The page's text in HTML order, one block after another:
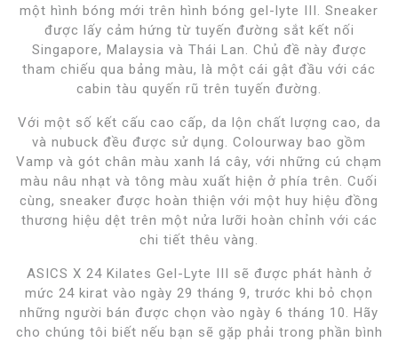
một hình bóng mới trên hình bóng gel-lyte III. Sneaker
được lấy cảm hứng từ tuyến đường sắt kết nối
Singapore, Malaysia và Thái Lan. Chủ đề này được
tham chiếu qua bảng màu, là một cái gật đầu với các
cabin tàu quyến rũ trên tuyến đường.
Với một số kết cấu cao cấp, da lộn chất lượng cao, da
và nubuck đều được sử dụng. Colourway bao gồm
Vamp và gót chân màu xanh lá cây, với những cú chạm
màu nâu nhạt và tông màu xuất hiện ở phía trên. Cuối
cùng, sneaker được hoàn thiện với một huy hiệu đồng
thương hiệu dệt trên một nửa lưỡi hoàn chỉnh với các
chi tiết thêu vàng.
ASICS X 24 Kilates Gel-Lyte III sẽ được phát hành ở
mức 24 kirat vào ngày 29 tháng 9, trước khi bỏ chọn
những người bán được chọn vào ngày 6 tháng 10. Hãy
cho chúng tôi biết nếu bạn sẽ gặp phải trong phần bình